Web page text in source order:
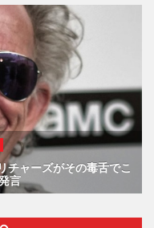
チャーズがその毒舌でこ
言